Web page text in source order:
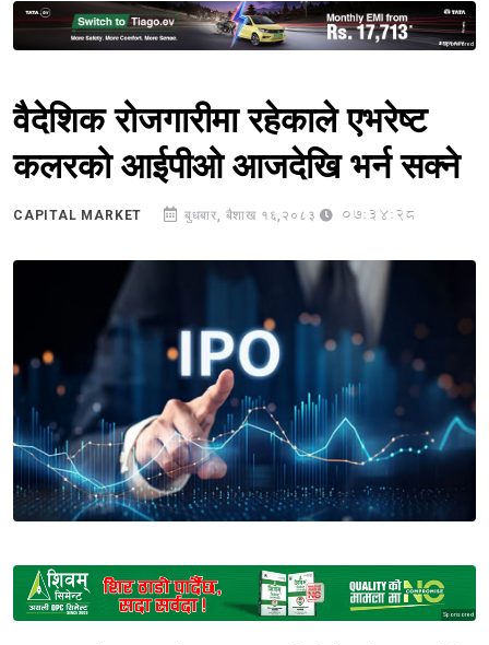
Sponsored
वैदेशिक रोजगारीमा रहेकाले एभरेष्ट
कलरको आईपीओ आजदेखि भर्न सक्ने
CAPITAL MARKET बुधबार, बैशाख १६,२०८३ 07:34:28
Sponsored